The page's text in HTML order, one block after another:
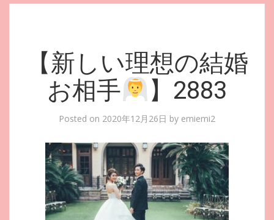
【新しい理想の結婚
お相手
】2883
Posted on 2020年12月26日 by emiemi2